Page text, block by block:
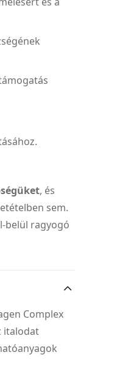
, és
sem.
belül ragyogó
Complex
italodat